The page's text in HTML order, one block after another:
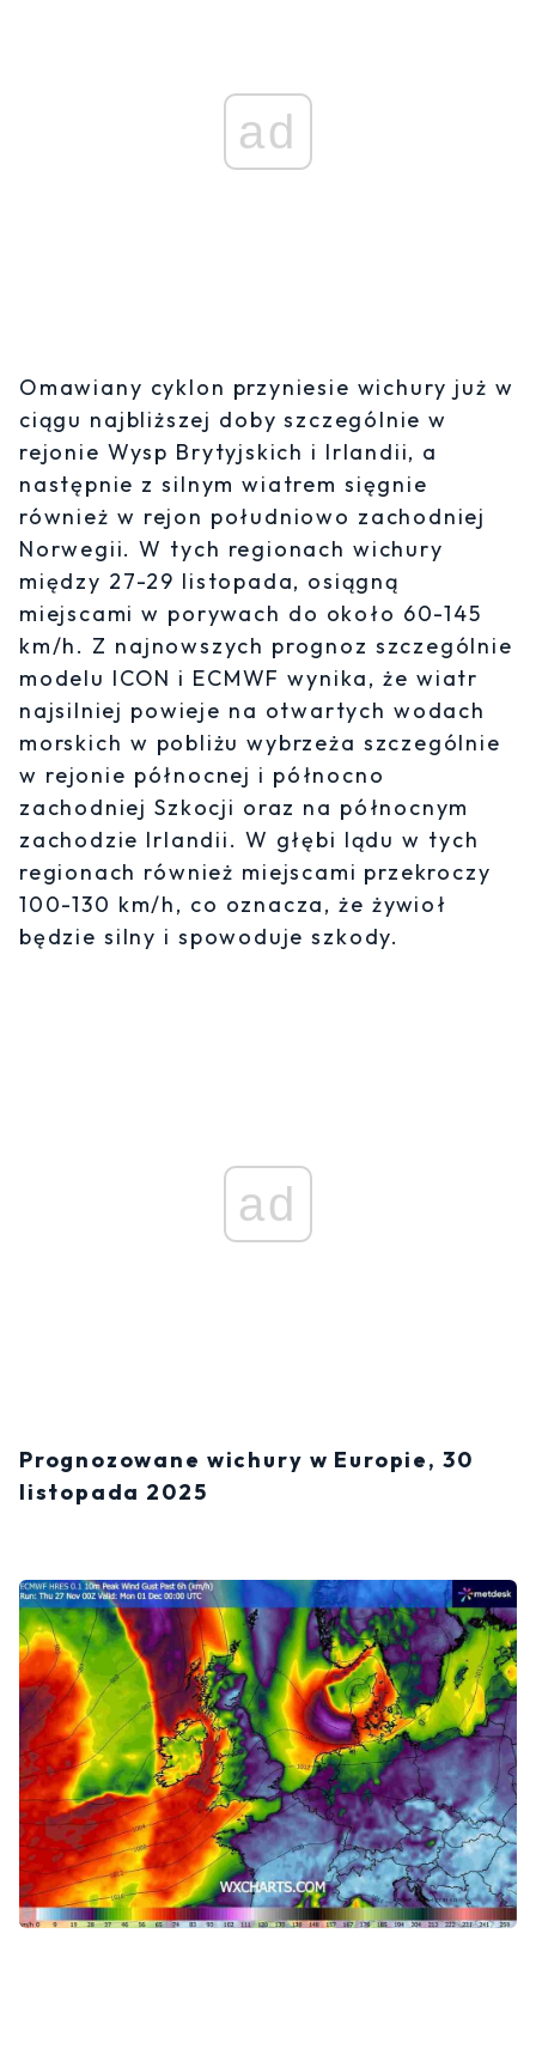
ad
Omawiany cyklon przyniesie wichury już w
ciągu najbliższej doby szczególnie w
rejonie Wysp Brytyjskich i Irlandii, a
następnie z silnym wiatrem sięgnie
również w rejon południowo zachodniej
Norwegii. W tych regionach wichury
między 27-29 listopada, osiągną
miejscami w porywach do około 60-145
km/h. Z najnowszych prognoz szczególnie
modelu ICON i ECMWF wynika, że wiatr
najsilniej powieje na otwartych wodach
morskich w pobliżu wybrzeża szczególnie
w rejonie północnej i północno
zachodniej Szkocji oraz na północnym
zachodzie Irlandii. W głębi lądu w tych
regionach również miejscami przekroczy
100-130 km/h, co oznacza, że żywioł
będzie silny i spowoduje szkody.
ad
Prognozowane wichury w Europie, 30
listopada 2025